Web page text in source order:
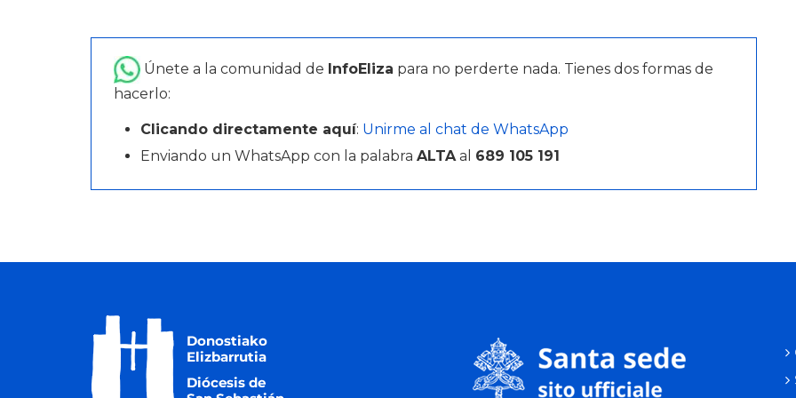
Únete a la comunidad de InfoEliza para no perderte nada. Tienes dos formas de
hacerlo:
Clicando directamente aquí: Unirme al chat de WhatsApp
Enviando un WhatsApp con la palabra ALTA al 689 105 191